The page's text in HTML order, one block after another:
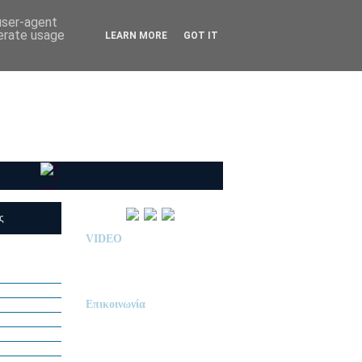
VIDEO
Επικοινωνία
agent
usage
LEARN MORE GOT IT